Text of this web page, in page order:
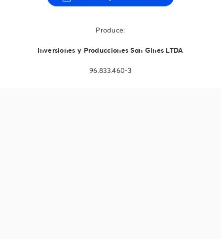
Produce:
Inversiones y Producciones San Gines LTDA
96.833.460-3